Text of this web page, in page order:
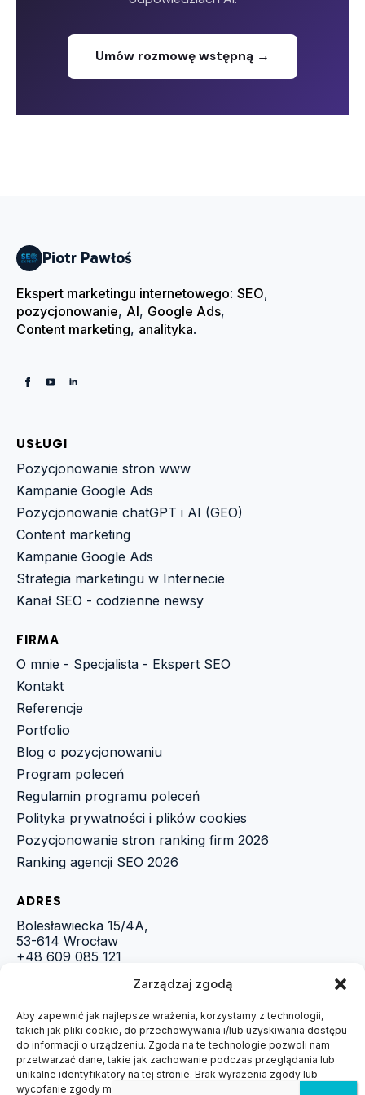
Zarządzaj zgodą
Aby zapewnić jak najlepsze wrażenia, korzystamy z technologii,
takich jak pliki cookie, do przechowywania i/lub uzyskiwania dostępu
do informacji o urządzeniu. Zgoda na te technologie pozwoli nam
przetwarzać dane, takie jak zachowanie podczas przeglądania lub
unikalne identyfikatory na tej stronie. Brak wyrażenia zgody lub
wycofanie zgody może niekorzystnie wpłynąć na niektóre cechy i
Umów rozmowę wstępną →
Piotr Pawłoś
Ekspert marketingu internetowego: SEO,
pozycjonowanie, AI, Google Ads,
Content marketing, analityka.
USŁUGI
Pozycjonowanie stron www
Kampanie Google Ads
Pozycjonowanie chatGPT i AI (GEO)
Content marketing
Kampanie Google Ads
Strategia marketingu w Internecie
Kanał SEO - codzienne newsy
FIRMA
O mnie - Specjalista - Ekspert SEO
Kontakt
Referencje
Portfolio
Blog o pozycjonowaniu
Program poleceń
Regulamin programu poleceń
Polityka prywatności i plików cookies
Pozycjonowanie stron ranking firm 2026
Ranking agencji SEO 2026
ADRES
Bolesławiecka 15/4A,
53-614 Wrocław
+48 609 085 121
WhatsApp
NARZĘDZIA
Darmowy audyt SEO